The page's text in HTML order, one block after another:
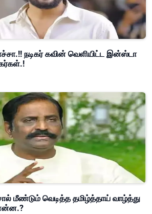
நடிகர் கவின் வெளியிட்ட இன்ஸ்டா
மீண்டும் வெடித்த தமிழ்த்தாய் வாழ்த்து